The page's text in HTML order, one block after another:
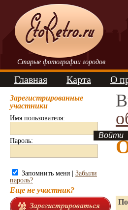
Старые фотографии городов
Главная Карта О
Зарегистрированные
участники
Имя пользователя:
Пароль:
Запомнить меня | Забыли
пароль?
Еще не участник?